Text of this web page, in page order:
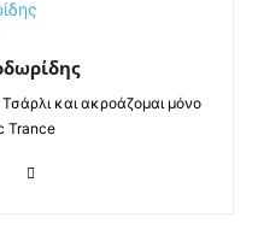
και ακροάζομαι μόνο
Trance